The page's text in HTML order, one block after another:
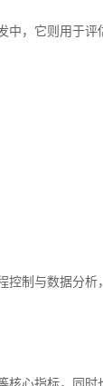
，它则用于
制与数据分析